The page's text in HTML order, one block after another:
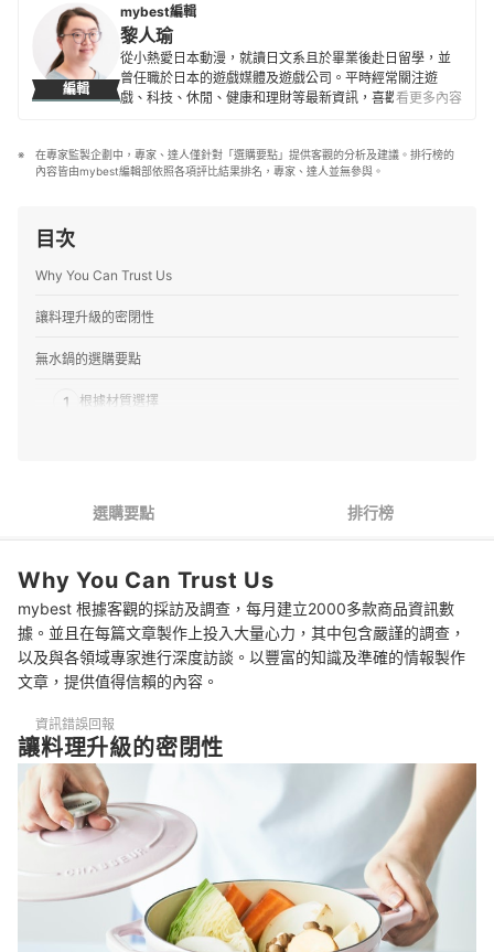
經驗、技巧還有知識來製作料理，每道菜餚都蘊含了自己
靈魂的一部分。因為想製作的不只是食物，而是一個美好
的體驗，能成為品嘗者生命中的養分。目前經營「火星主
廚的回歸之旅」YouTube頻道，希望和大家一起，打開廚
師的大腦，來一趟屬於味覺的奇幻之旅。
火星主廚的簡介
編輯
mybest編輯
黎人瑜
從小熱愛日本動漫，就讀日文系且於畢業後赴日留學，並
曾任職於日本的遊戲媒體及遊戲公司。平時經常關注遊
戲、科技、休閒、健康和理財等最新資訊，喜歡嘗試不同
以確保資訊正確性為最優先。
黎人瑜的簡介
看更多內容
在專家監製企劃中，專家、達人僅針對「選購要點」提供客觀的分析及建議。排行榜的
內容皆由mybest編輯部依照各項評比結果排名，專家、達人並無參與。
目次
Why You Can Trust Us
讓料理升級的密閉性
無水鍋的選購要點
1 根據材質選擇
4 選擇易清洗、難焦鍋的無水鍋
5 注意適用熱源
推薦7款人氣無水鍋排行榜
適合用無水調理法烹煮的料理
無水鍋也需要開鍋嗎？
該如何保養無水鍋？
使用無水鍋時該留意的事情？
其他便利的鍋具
選購要點 排行榜
Why You Can Trust Us
mybest 根據客觀的採訪及調查，每月建立2000多款商品資訊數
據。並且在每篇文章製作上投入大量心力，其中包含嚴謹的調查，
以及與各領域專家進行深度訪談。以豐富的知識及準確的情報製作
文章，提供值得信賴的內容。
資訊錯誤回報
讓料理升級的密閉性